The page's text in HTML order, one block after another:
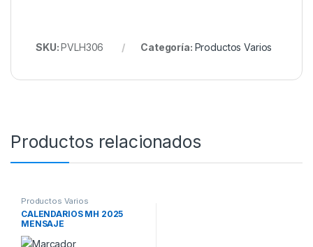
SKU:PVLH306 Categoría: Productos Varios
Productos relacionados
Productos Varios
CALENDARIOS MH 2025
MENSAJE